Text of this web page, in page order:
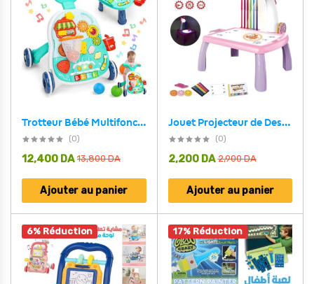
Trotteur Bébé Multifonction 4 en 1 avec Panneau de Jeu – مشاية أطفال متعددة الوظائف
(0)
13,800DA
12,400 DA
Ajouter au panier
Jouet Projecteur de Dessin Aolieh, Table de Dessin Éducative pour Enfants avec Projecteur LED et Accessoires – لعبة جهاز عرض الرسم للأطفال
(0)
2,900DA
2,200 DA
Ajouter au panier
6% Réduction 17% Réduction